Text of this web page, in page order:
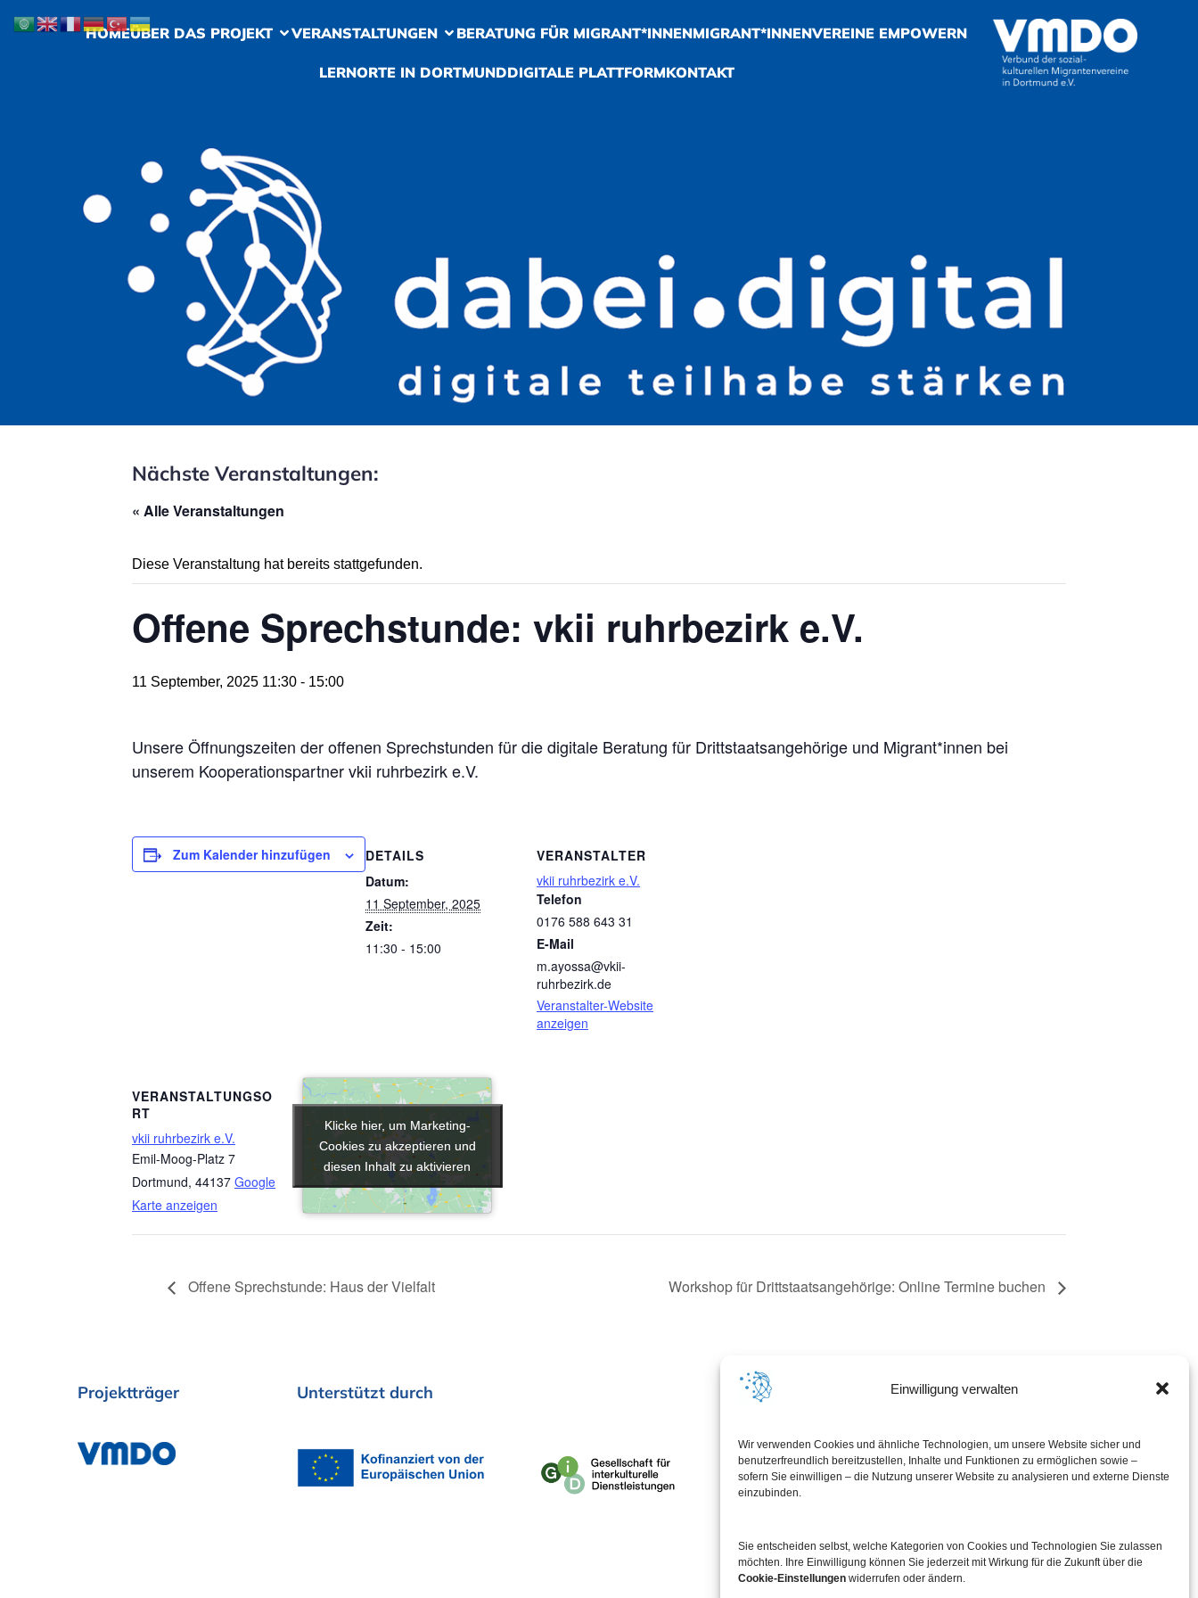
Einwilligung verwalten
Wir verwenden Cookies und ähnliche Technologien, um unsere Website sicher und
benutzerfreundlich bereitzustellen, Inhalte und Funktionen zu ermöglichen sowie –
sofern Sie einwilligen – die Nutzung unserer Website zu analysieren und externe Dienste
einzubinden.
Sie entscheiden selbst, welche Kategorien von Cookies und Technologien Sie zulassen
möchten. Ihre Einwilligung können Sie jederzeit mit Wirkung für die Zukunft über die
Cookie-Einstellungen widerrufen oder ändern.
HOMEÜBER DAS PROJEKT VERANSTALTUNGEN BERATUNG FÜR MIGRANT*INNENMIGRANT*INNENVEREINE EMPOWERN
LERNORTE IN DORTMUNDDIGITALE PLATTFORMKONTAKT
Nächste Veranstaltungen:
« Alle Veranstaltungen
Diese Veranstaltung hat bereits stattgefunden.
Offene Sprechstunde: vkii ruhrbezirk e.V.
11 September, 2025 11:30 - 15:00
Unsere Öffnungszeiten der offenen Sprechstunden für die digitale Beratung für Drittstaatsangehörige und Migrant*innen bei
unserem Kooperationspartner vkii ruhrbezirk e.V.
Zum Kalender hinzufügen
DETAILS
Datum:
11 September, 2025
Zeit:
11:30 - 15:00
VERANSTALTER
vkii ruhrbezirk e.V.
Telefon
0176 588 643 31
E-Mail
m.ayossa@vkii-
ruhrbezirk.de
Veranstalter-Website
anzeigen
VERANSTALTUNGSO
RT
vkii ruhrbezirk e.V.
Emil-Moog-Platz 7
Dortmund, 44137 Google
Karte anzeigen
Klicke hier, um Marketing-
Cookies zu akzeptieren und
diesen Inhalt zu aktivieren
Klicke hier, um Marketing-
Cookies zu akzeptieren und
diesen Inhalt zu aktivieren
Offene Sprechstunde: Haus der Vielfalt Workshop für Drittstaatsangehörige: Online Termine buchen
Projektträger Unterstützt durch In Kooperation mit